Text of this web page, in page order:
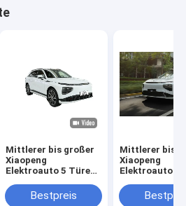
Mittlerer bis großer
Xiaopeng
Elektroauto 5 Türen
G9 Pure Electric SUV
Bestpreis
Mittlerer bis
Xiaopeng
Elektroauto 5
G9 Pure